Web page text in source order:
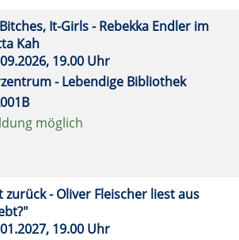
It-Girls - Rebekka Endler im
Kah
19.00 Uhr
- Lebendige Bibliothek
möglich
- Oliver Fleischer liest aus
19.00 Uhr